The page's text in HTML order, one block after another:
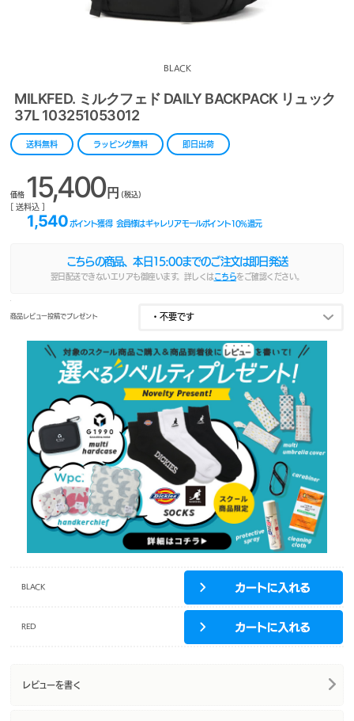
BLACK
MILKFED. ミルクフェド DAILY BACKPACK リュック
37L 103251053012
送料無料 ラッピング無料 即日出荷
価格 15,400円 (税込)
[ 送料込 ]
1,540 ポイント獲得 会員様はギャレリアモールポイント10%還元
こちらの商品、本日 15:00までのご注文は即日発送
翌日配送できないエリアも御座います。詳しくは こちらをご確認ください。
商品レビュー投稿でプレゼント
BLACK
RED
レビューを書く